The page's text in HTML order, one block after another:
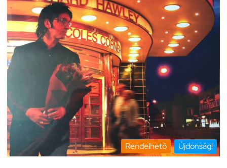
Rendelhető Újdonság!